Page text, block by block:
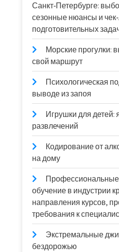
Санкт‑Петербурге:
сезонные нюансы и
подготовительных
Морские прогулки:
свой маршрут
Психологическая
выводе из запоя
Игрушки для детей:
развлечений
Кодирование от
на дому
Профессиональные
обучение в индустрии
направления курсов,
требования к
Экстремальные
бездорожью